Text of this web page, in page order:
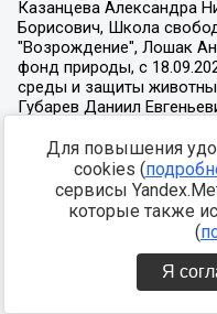
Для повышения
cookies (
сервисы
которые также
(
Я